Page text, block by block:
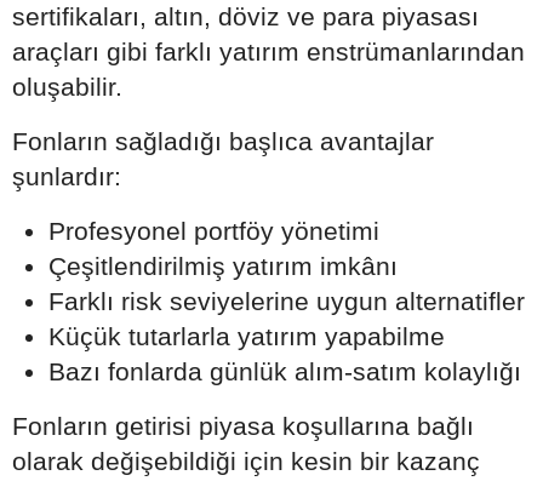
sertifikaları, altın, döviz ve para piyasası
araçları gibi farklı yatırım enstrümanlarından
oluşabilir.
Fonların sağladığı başlıca avantajlar
şunlardır:
Profesyonel portföy yönetimi
Çeşitlendirilmiş yatırım imkânı
Farklı risk seviyelerine uygun alternatifler
Küçük tutarlarla yatırım yapabilme
Bazı fonlarda günlük alım-satım kolaylığı
Fonların getirisi piyasa koşullarına bağlı
olarak değişebildiği için kesin bir kazanç